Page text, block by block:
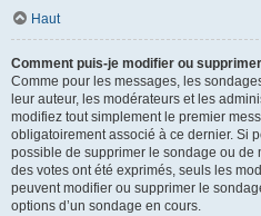
Haut
Comment puis-je modifier ou
Comme pour les messages, les
leur auteur, les modérateurs et les
modifiez tout simplement le premier
obligatoirement associé à ce dernier. Si
possible de supprimer le sondage ou de
des votes ont été exprimés, seuls les
peuvent modifier ou supprimer le
options d’un sondage en cours.